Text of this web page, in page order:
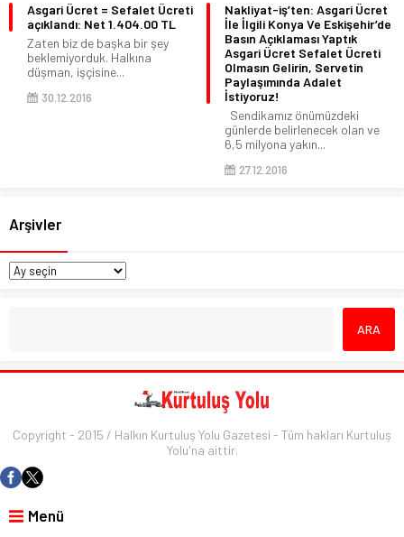
Asgari Ücret = Sefalet Ücreti
açıklandı: Net 1.404.00 TL
Zaten biz de başka bir şey
beklemiyorduk. Halkına
düşman, işçisine...
30.12.2016
Nakliyat-iş’ten: Asgari Ücret
İle İlgili Konya Ve Eskişehir’de
Basın Açıklaması Yaptık
Asgari Ücret Sefalet Ücreti
Olmasın Gelirin, Servetin
Paylaşımında Adalet
İstiyoruz!
Sendikamız önümüzdeki
günlerde belirlenecek olan ve
6,5 milyona yakın...
27.12.2016
Arşivler
Copyright - 2015 / Halkın Kurtuluş Yolu Gazetesi - Tüm hakları Kurtuluş
Yolu'na aittir.
Menü